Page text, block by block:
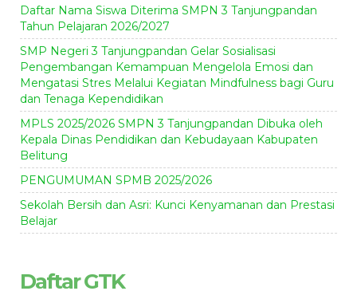
Daftar Nama Siswa Diterima SMPN 3 Tanjungpandan
Tahun Pelajaran 2026/2027
SMP Negeri 3 Tanjungpandan Gelar Sosialisasi
Pengembangan Kemampuan Mengelola Emosi dan
Mengatasi Stres Melalui Kegiatan Mindfulness bagi Guru
dan Tenaga Kependidikan
MPLS 2025/2026 SMPN 3 Tanjungpandan Dibuka oleh
Kepala Dinas Pendidikan dan Kebudayaan Kabupaten
Belitung
PENGUMUMAN SPMB 2025/2026
Sekolah Bersih dan Asri: Kunci Kenyamanan dan Prestasi
Belajar
Daftar GTK